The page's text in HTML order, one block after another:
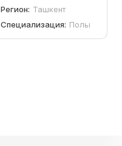
Регион: Ташкент
Специализация: Полы